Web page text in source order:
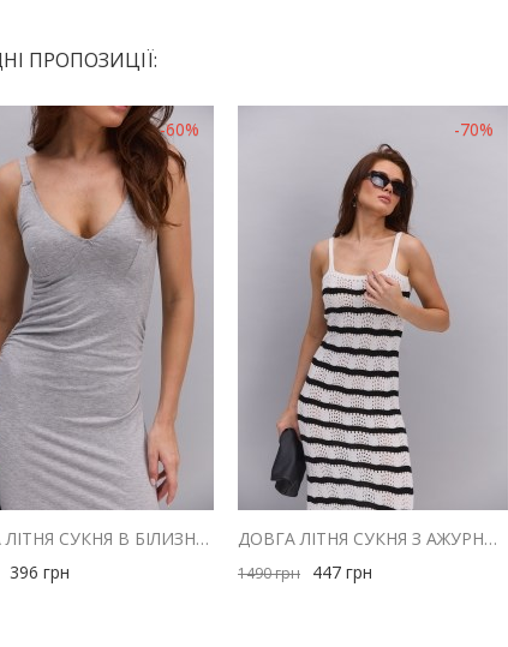
ПРОПОЗИЦІЇ:
-60%
ДОВГА ЛІТНЯ СУКНЯ В БІЛИЗНЯНОМУ СТИЛІ СІРА МЕЛАНЖ
396 грн
-70%
ДОВГА ЛІТНЯ СУКНЯ З АЖУРНОЇ В`ЯЗКИ СВІТЛО-МОЛОЧНА В ЧОРНУ СМУЖКУ
1490грн 447 грн